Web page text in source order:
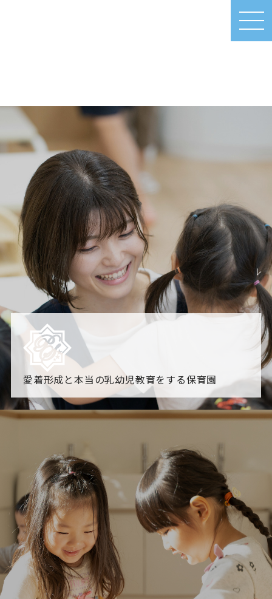
MEN
U
愛着形成と本当の乳幼児教育をする保育園
園からのお知らせ
「すくすく子育て」でリトルスター保育園が紹介されま
各園のブログ
2026.08.06 赤しそジュース作り～にじ組～2026.08.0
5 【そら組】誕生会
一覧を見る